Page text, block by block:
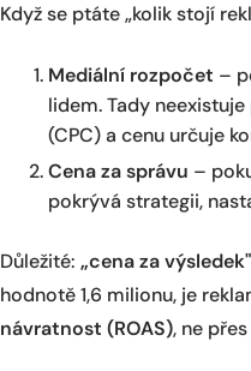
Když se ptáte „kolik stojí
Mediální rozpočet –
lidem. Tady
(CPC) a cenu určuje
Cena za správu –
pokrývá strategii,
Důležité: „cena za
hodnotě 1,6 milionu, je
návratnost (ROAS), ne